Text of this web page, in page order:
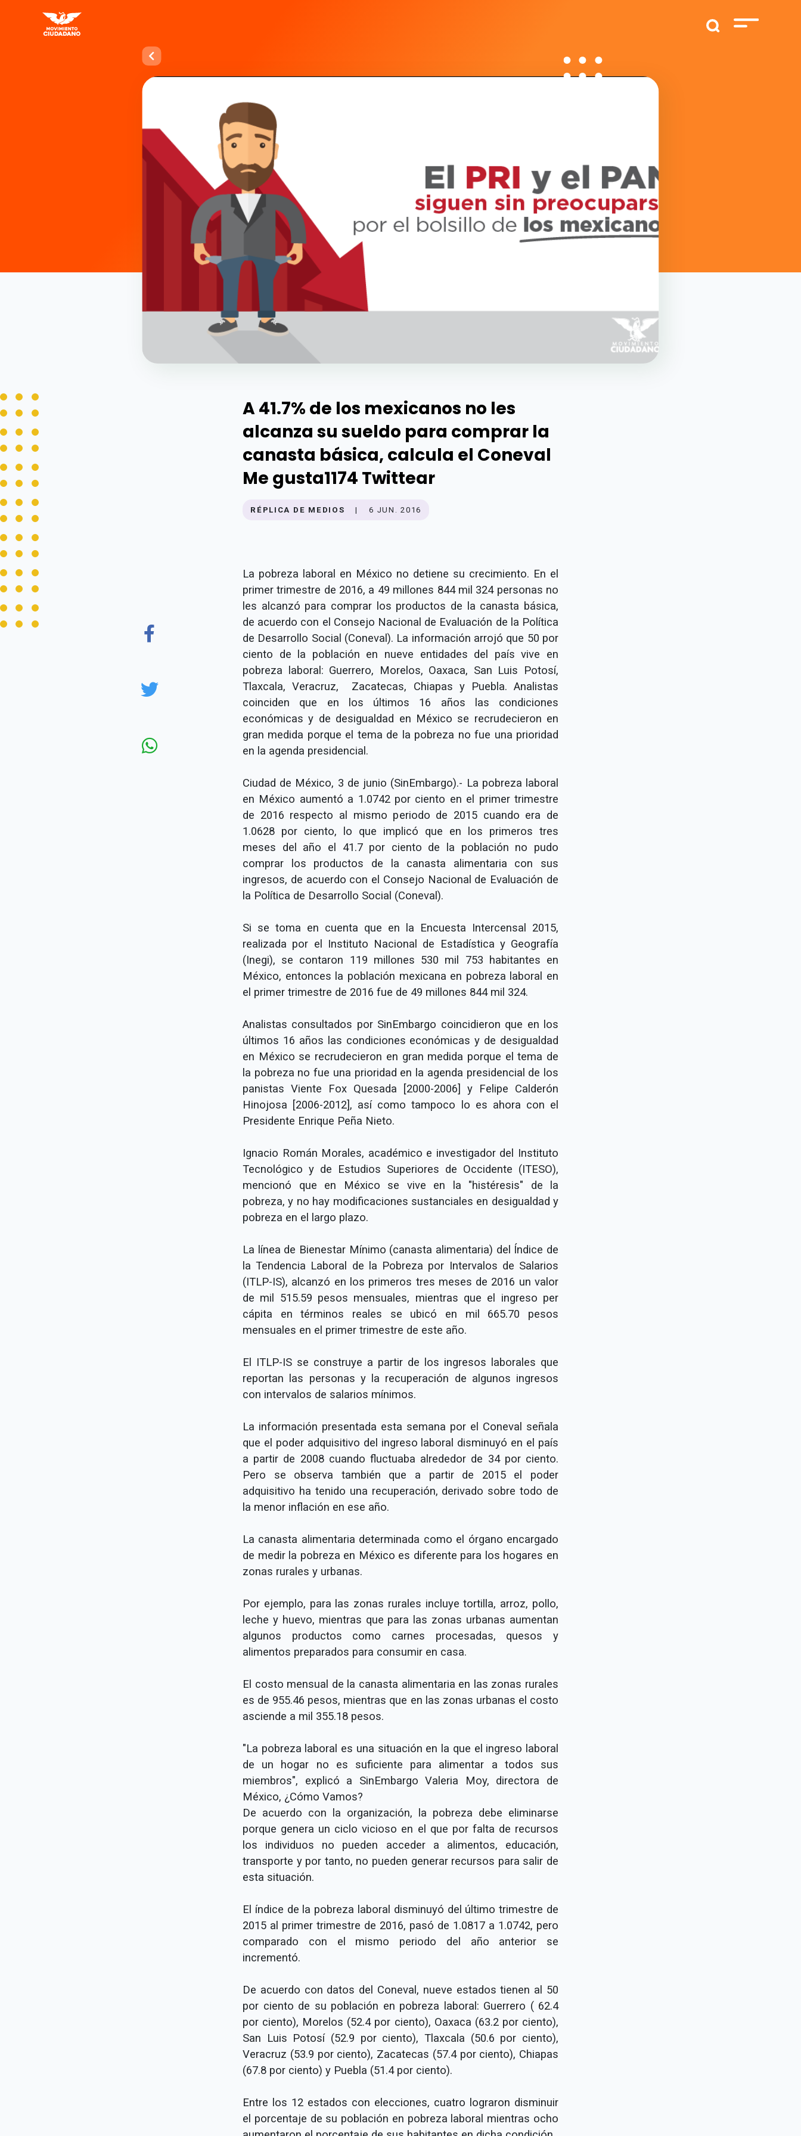
A 41.7% de los mexicanos no les
alcanza su sueldo para comprar la
canasta básica, calcula el Coneval
Me gusta1174 Twittear
RÉPLICA DE MEDIOS | 6 JUN. 2016
La pobreza laboral en México no detiene su crecimiento. En el
primer trimestre de 2016, a 49 millones 844 mil 324 personas no
les alcanzó para comprar los productos de la canasta básica,
de acuerdo con el Consejo Nacional de Evaluación de la Política
de Desarrollo Social (Coneval). La información arrojó que 50 por
ciento de la población en nueve entidades del país vive en
pobreza laboral: Guerrero, Morelos, Oaxaca, San Luis Potosí,
Tlaxcala, Veracruz, Zacatecas, Chiapas y Puebla. Analistas
coinciden que en los últimos 16 años las condiciones
económicas y de desigualdad en México se recrudecieron en
gran medida porque el tema de la pobreza no fue una prioridad
en la agenda presidencial.
Ciudad de México, 3 de junio (SinEmbargo).- La pobreza laboral
en México aumentó a 1.0742 por ciento en el primer trimestre
de 2016 respecto al mismo periodo de 2015 cuando era de
1.0628 por ciento, lo que implicó que en los primeros tres
meses del año el 41.7 por ciento de la población no pudo
comprar los productos de la canasta alimentaria con sus
ingresos, de acuerdo con el Consejo Nacional de Evaluación de
la Política de Desarrollo Social (Coneval).
Si se toma en cuenta que en la Encuesta Intercensal 2015,
realizada por el Instituto Nacional de Estadística y Geografía
(Inegi), se contaron 119 millones 530 mil 753 habitantes en
México, entonces la población mexicana en pobreza laboral en
el primer trimestre de 2016 fue de 49 millones 844 mil 324.
Analistas consultados por SinEmbargo coincidieron que en los
últimos 16 años las condiciones económicas y de desigualdad
en México se recrudecieron en gran medida porque el tema de
la pobreza no fue una prioridad en la agenda presidencial de los
panistas Viente Fox Quesada [2000-2006] y Felipe Calderón
Hinojosa [2006-2012], así como tampoco lo es ahora con el
Presidente Enrique Peña Nieto.
Ignacio Román Morales, académico e investigador del Instituto
Tecnológico y de Estudios Superiores de Occidente (ITESO),
mencionó que en México se vive en la "histéresis" de la
pobreza, y no hay modificaciones sustanciales en desigualdad y
pobreza en el largo plazo.
La línea de Bienestar Mínimo (canasta alimentaria) del Índice de
la Tendencia Laboral de la Pobreza por Intervalos de Salarios
(ITLP-IS), alcanzó en los primeros tres meses de 2016 un valor
de mil 515.59 pesos mensuales, mientras que el ingreso per
cápita en términos reales se ubicó en mil 665.70 pesos
mensuales en el primer trimestre de este año.
El ITLP-IS se construye a partir de los ingresos laborales que
reportan las personas y la recuperación de algunos ingresos
con intervalos de salarios mínimos.
La información presentada esta semana por el Coneval señala
que el poder adquisitivo del ingreso laboral disminuyó en el país
a partir de 2008 cuando fluctuaba alrededor de 34 por ciento.
Pero se observa también que a partir de 2015 el poder
adquisitivo ha tenido una recuperación, derivado sobre todo de
la menor inflación en ese año.
La canasta alimentaria determinada como el órgano encargado
de medir la pobreza en México es diferente para los hogares en
zonas rurales y urbanas.
Por ejemplo, para las zonas rurales incluye tortilla, arroz, pollo,
leche y huevo, mientras que para las zonas urbanas aumentan
algunos productos como carnes procesadas, quesos y
alimentos preparados para consumir en casa.
El costo mensual de la canasta alimentaria en las zonas rurales
es de 955.46 pesos, mientras que en las zonas urbanas el costo
asciende a mil 355.18 pesos.
"La pobreza laboral es una situación en la que el ingreso laboral
de un hogar no es suficiente para alimentar a todos sus
miembros", explicó a SinEmbargo Valeria Moy, directora de
México, ¿Cómo Vamos?
De acuerdo con la organización, la pobreza debe eliminarse
porque genera un ciclo vicioso en el que por falta de recursos
los individuos no pueden acceder a alimentos, educación,
transporte y por tanto, no pueden generar recursos para salir de
esta situación.
El índice de la pobreza laboral disminuyó del último trimestre de
2015 al primer trimestre de 2016, pasó de 1.0817 a 1.0742, pero
comparado con el mismo periodo del año anterior se
incrementó.
De acuerdo con datos del Coneval, nueve estados tienen al 50
por ciento de su población en pobreza laboral: Guerrero ( 62.4
por ciento), Morelos (52.4 por ciento), Oaxaca (63.2 por ciento),
San Luis Potosí (52.9 por ciento), Tlaxcala (50.6 por ciento),
Veracruz (53.9 por ciento), Zacatecas (57.4 por ciento), Chiapas
(67.8 por ciento) y Puebla (51.4 por ciento).
Entre los 12 estados con elecciones, cuatro lograron disminuir
el porcentaje de su población en pobreza laboral mientras ocho